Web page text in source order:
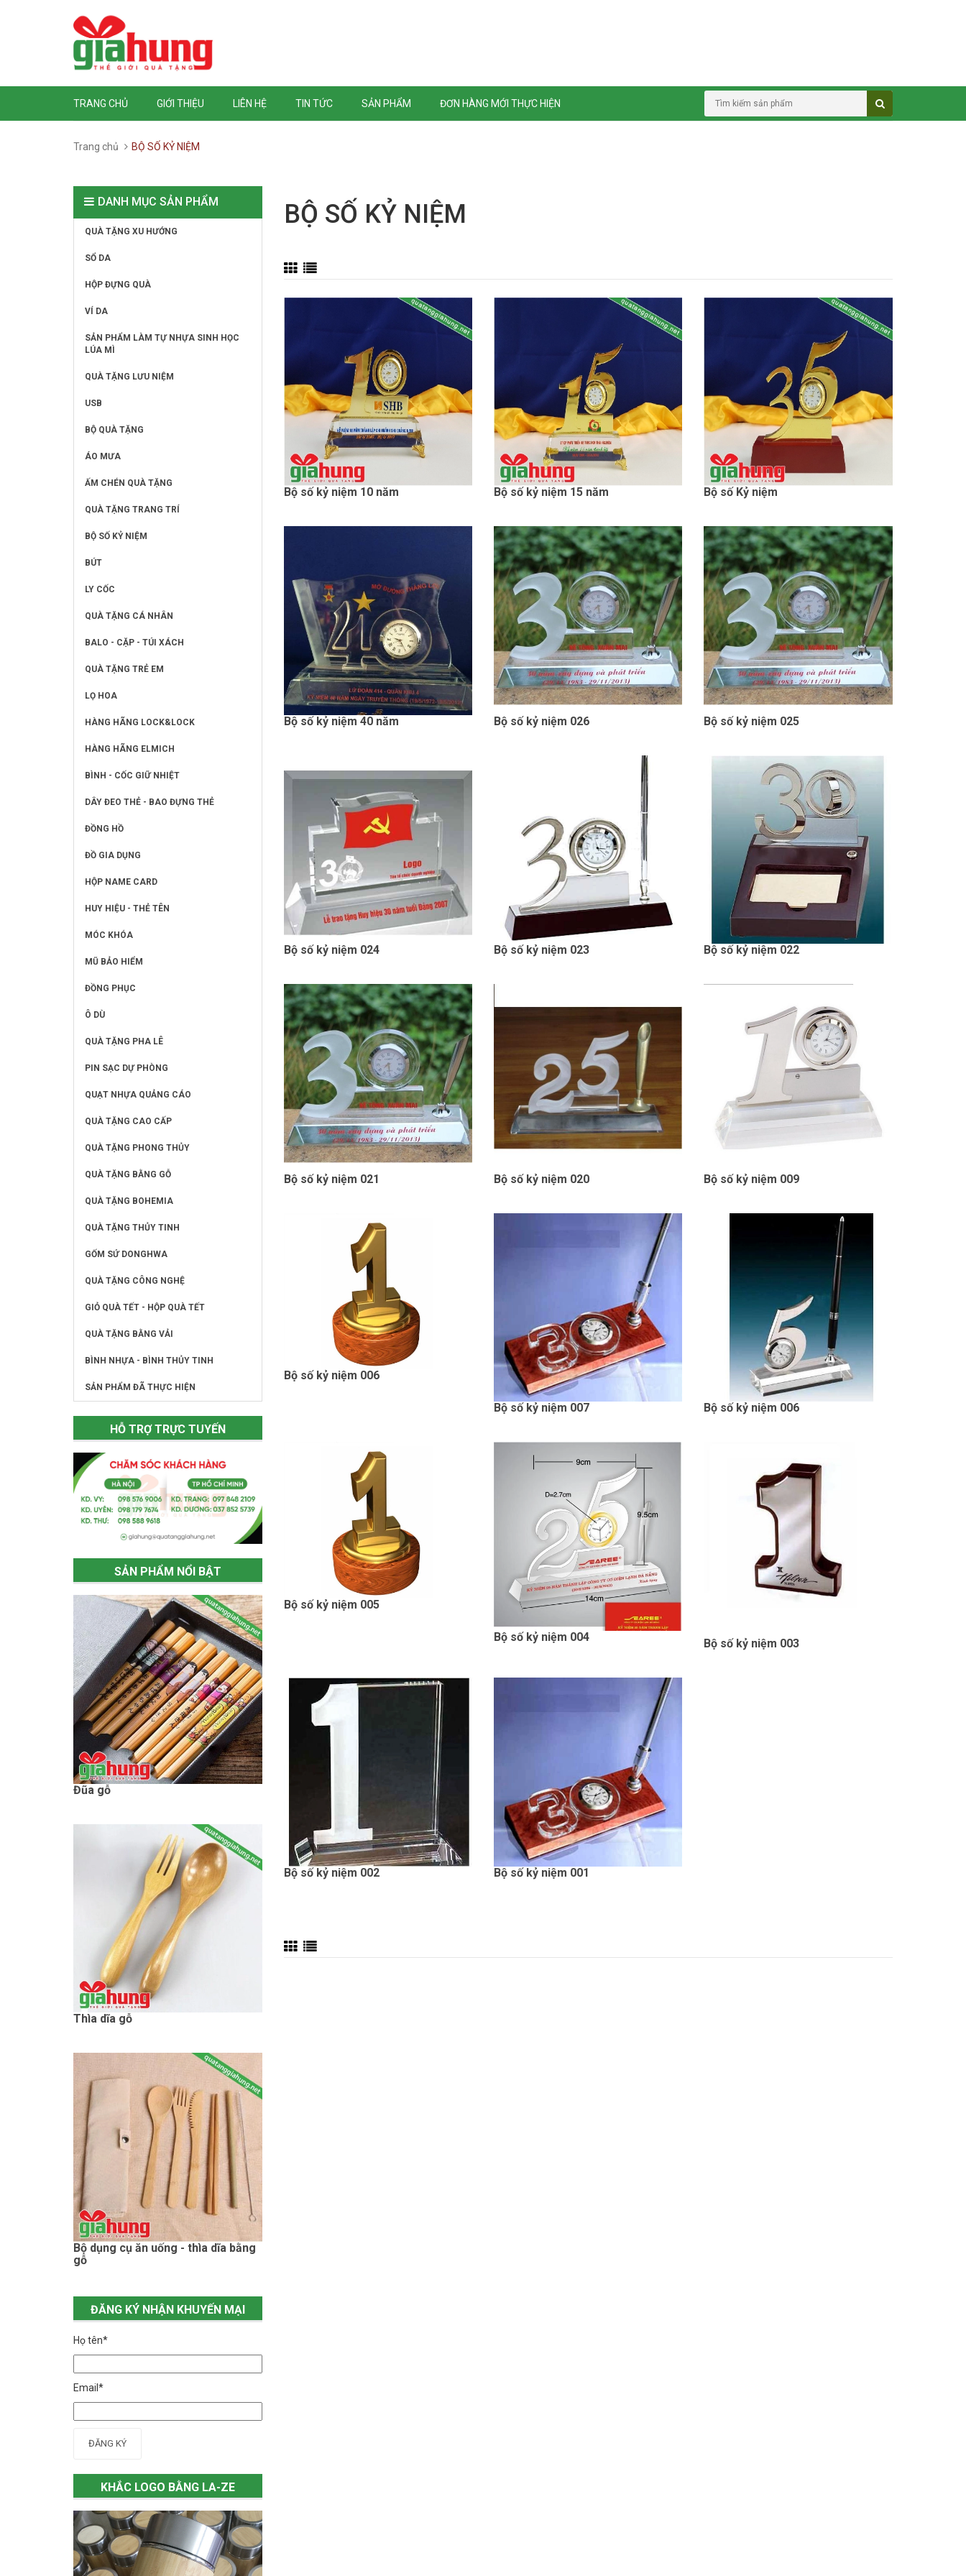
TRANG CHỦ GIỚI THIỆU LIÊN HỆ TIN TỨC SẢN PHẨM ĐƠN HÀNG MỚI THỰC HIỆN
Trang chủ BỘ SỐ KỶ NIỆM
BỘ SỐ KỶ NIỆM
Bộ số kỷ niệm 10 năm Bộ số kỷ niệm 15 năm Bộ số Kỷ niệm
Bộ số kỷ niệm 40 năm Bộ số kỷ niệm 026 Bộ số kỷ niệm 025
Bộ số kỷ niệm 024 Bộ số kỷ niệm 023 Bộ số kỷ niệm 022
Bộ số kỷ niệm 021 Bộ số kỷ niệm 020 Bộ số kỷ niệm 009
Bộ số kỷ niệm 006
Bộ số kỷ niệm 007 Bộ số kỷ niệm 006
Bộ số kỷ niệm 005
Bộ số kỷ niệm 004 Bộ số kỷ niệm 003
Bộ số kỷ niệm 002 Bộ số kỷ niệm 001
DANH MỤC SẢN PHẨM
QUÀ TẶNG XU HƯỚNG
SỔ DA
HỘP ĐỰNG QUÀ
VÍ DA
SẢN PHẨM LÀM TỰ NHỰA SINH HỌC
LÚA MÌ
QUÀ TẶNG LƯU NIỆM
USB
BỘ QUÀ TẶNG
ÁO MƯA
ẤM CHÉN QUÀ TẶNG
QUÀ TẶNG TRANG TRÍ
BỘ SỐ KỶ NIỆM
BÚT
LY CỐC
QUÀ TẶNG CÁ NHÂN
BALO - CẶP - TÚI XÁCH
QUÀ TẶNG TRẺ EM
LỌ HOA
HÀNG HÃNG LOCK&LOCK
HÀNG HÃNG ELMICH
BÌNH - CỐC GIỮ NHIỆT
DÂY ĐEO THẺ - BAO ĐỰNG THẺ
ĐỒNG HỒ
ĐỒ GIA DỤNG
HỘP NAME CARD
HUY HIỆU - THẺ TÊN
MÓC KHÓA
MŨ BẢO HIỂM
ĐỒNG PHỤC
Ô DÙ
QUÀ TẶNG PHA LÊ
PIN SẠC DỰ PHÒNG
QUẠT NHỰA QUẢNG CÁO
QUÀ TẶNG CAO CẤP
QUÀ TẶNG PHONG THỦY
QUÀ TẶNG BẰNG GỖ
QUÀ TẶNG BOHEMIA
QUÀ TẶNG THỦY TINH
GỐM SỨ DONGHWA
QUÀ TẶNG CÔNG NGHỆ
GIỎ QUÀ TẾT - HỘP QUÀ TẾT
QUÀ TẶNG BẰNG VẢI
BÌNH NHỰA - BÌNH THỦY TINH
SẢN PHẨM ĐÃ THỰC HIỆN
HỖ TRỢ TRỰC TUYẾN
SẢN PHẨM NỔI BẬT
Đũa gỗ
Thìa dĩa gỗ
Bộ dụng cụ ăn uống - thìa dĩa bằng
gỗ
ĐĂNG KÝ NHẬN KHUYẾN MẠI
Họ tên*
Email*
ĐĂNG KÝ
KHẮC LOGO BẰNG LA-ZE